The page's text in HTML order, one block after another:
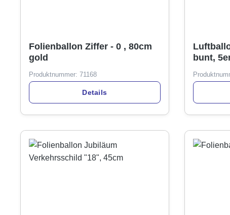
Folienballon Ziffer - 0 , 80cm
gold
Produktnummer: 71168
Details
bunt,